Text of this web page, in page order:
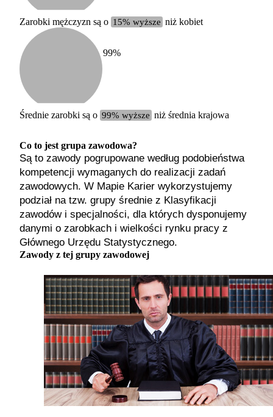
średnie
Zarobki mężczyzn są o 15% wyższe niż kobiet
99%
Średnie zarobki są o 99% wyższe niż średnia krajowa
Co to jest grupa zawodowa?
Są to zawody pogrupowane według podobieństwa
kompetencji wymaganych do realizacji zadań
zawodowych. W Mapie Karier wykorzystujemy
podział na tzw. grupy średnie z Klasyfikacji
zawodów i specjalności, dla których dysponujemy
danymi o zarobkach i wielkości rynku pracy z
Głównego Urzędu Statystycznego.
Zawody z tej grupy zawodowej